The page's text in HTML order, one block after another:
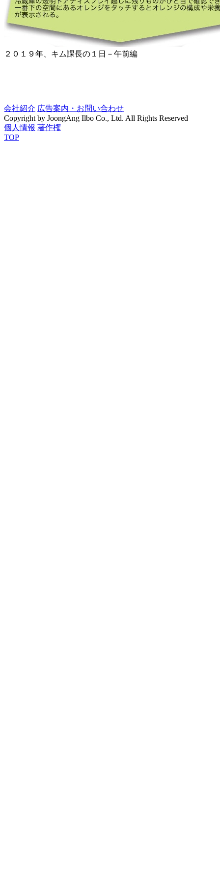
２０１９年、キム課長の１日－午前編
会社紹介 広告案内・お問い合わせ
Copyright by JoongAng Ilbo Co., Ltd. All Rights Reserved
個人情報 著作権
TOP